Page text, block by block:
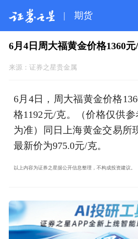
| 期货
6月4日周大福黄金价格1360元
来源： 证券之星贵金属
6月4日，周大福黄金价格
格1192元/克。（价格仅供
为准）同日上海黄金交易所
最新价为975.0元/克。
以上内容为证券之星据公开信息整理，不构成投资建议。